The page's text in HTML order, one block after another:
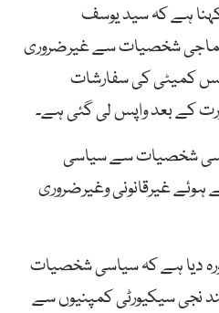
ہے کہ سید یوسف
شخصیات سے غیرضروری
کمیٹی کی سفارشات
کے بعد واپس لی گئی ہے۔
شخصیات سے سیاسی
ہوئے غیرقانونی وغیرضروری
دیا ہے کہ سیاسی شخصیات
نجی سیکیورٹی کمپنیوں سے